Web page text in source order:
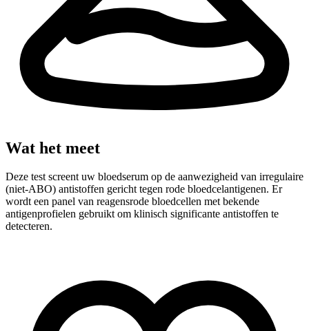
Wat het meet
Deze test screent uw bloedserum op de aanwezigheid van irregulaire
(niet-ABO) antistoffen gericht tegen rode bloedcelantigenen. Er
wordt een panel van reagensrode bloedcellen met bekende
antigenprofielen gebruikt om klinisch significante antistoffen te
detecteren.